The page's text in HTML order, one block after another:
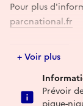
Pour plus
parcnational.fr
Réserver
+ Voir plus
Prévoir